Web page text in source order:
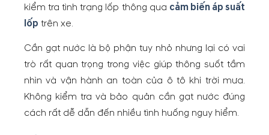
kiểm tra tình trạng lốp thông qua cảm biến áp suất
lốp trên xe.
Cần gạt nước là bộ phận tuy nhỏ nhưng lại có vai
trò rất quan trọng trong việc giúp thông suốt tầm
nhìn và vận hành an toàn của ô tô khi trời mưa.
Không kiểm tra và bảo quản cần gạt nước đúng
cách rất dễ dẫn đến nhiều tình huống nguy hiểm.